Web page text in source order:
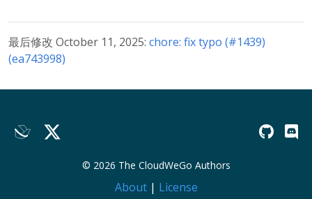
最后修改 October 11, 2025: chore: fix typo (#1439)
(ea743998)
© 2026 The CloudWeGo Authors
About| License